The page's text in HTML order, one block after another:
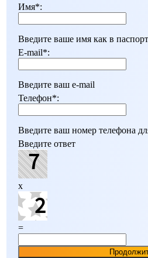
Имя*:
Введите ваше имя как в
E-mail*:
Введите ваш e-mail
Телефон*:
Введите ваш номер телефона
Введите ответ
x
=